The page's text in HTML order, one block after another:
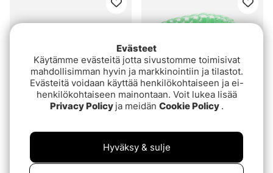
Gator Gum 22cm Deal
Libra Lures Larva
alk.€10.90
Evästeet
Käytämme evästeitä jotta sivustomme toimisivat
mahdollisimman hyvin ja markkinointiin ja tilastot.
Evästeitä voidaan käyttää henkilökohtaiseen ja ei-
henkilökohtaiseen mainontaan. Voit lukea lisää
Privacy Policy ja meidän Cookie Policy .
Hyväksy & sulje